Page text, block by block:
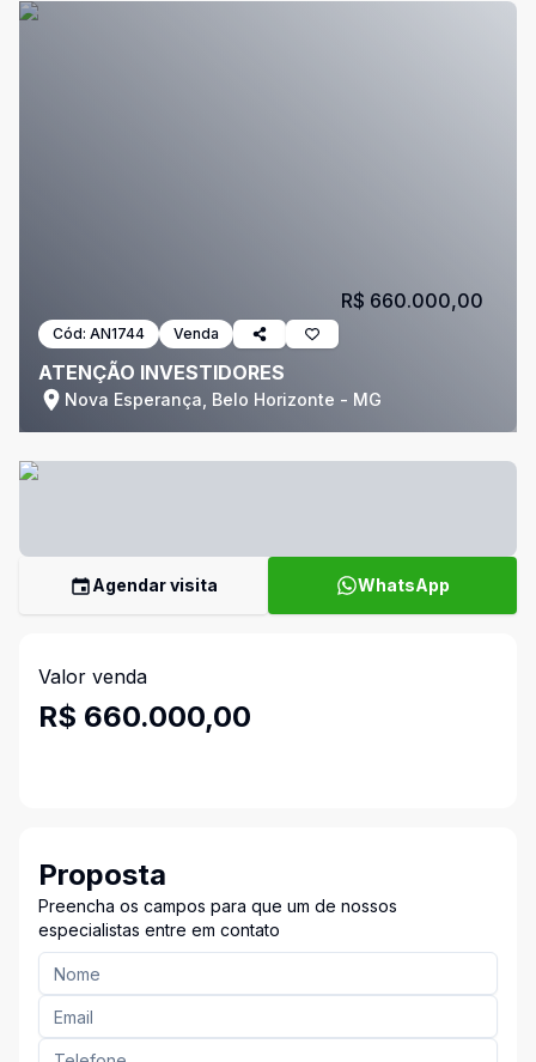
Cód: AN1744 Venda
ATENÇÃO INVESTIDORES
Nova Esperança, Belo Horizonte - MG
R$ 660.000,00
Agendar visita WhatsApp
Valor venda
R$ 660.000,00
Proposta
Preencha os campos para que um de nossos
especialistas entre em contato